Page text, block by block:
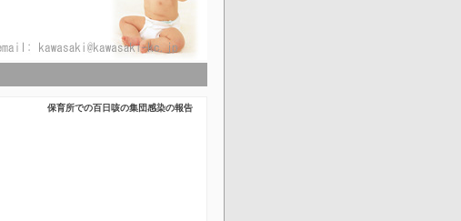
保育所での百日咳の集団感染の報告